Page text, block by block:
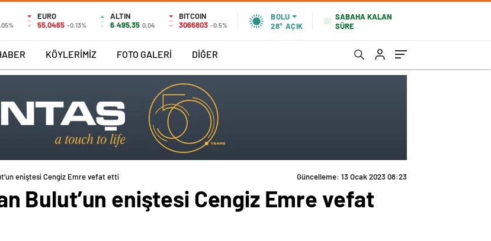
EURO
55,0465 -0.13%
ALTIN
6.495,35 0,04
BITCOIN
3066803 -0.5%
BOLU
28° AÇIK
SABAHA KALAN
SÜRE
KÖYLERİMİZ FOTO GALERİ DİĞER
eniştesi Cengiz Emre vefat etti Güncelleme: 13 Ocak 2023 08:23
Bulut’un eniştesi Cengiz Emre vefat